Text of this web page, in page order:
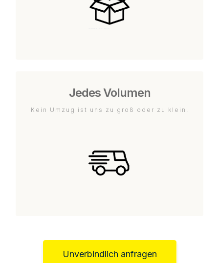
Jedes Volumen
Kein Umzug ist uns zu groß oder zu klein.
Unverbindlich anfragen